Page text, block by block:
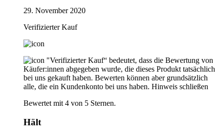
29. November 2020
Verifizierter Kauf
"Verifizierter Kauf“ bedeutet, dass die Bewertung von
Käufer:innen abgegeben wurde, die dieses Produkt tatsächlich
bei uns gekauft haben. Bewerten können aber grundsätzlich
alle, die ein Kundenkonto bei uns haben. Hinweis schließen
Bewertet mit 4 von 5 Sternen.
Hält